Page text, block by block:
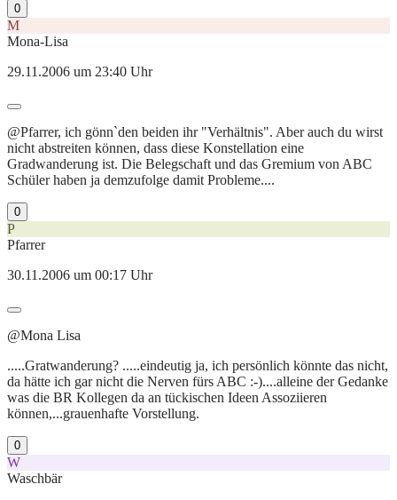
0
M
Mona-Lisa
29.11.2006 um 23:40 Uhr
@Pfarrer, ich gönn`den beiden ihr "Verhältnis". Aber auch du wirst
nicht abstreiten können, dass diese Konstellation eine
Gradwanderung ist. Die Belegschaft und das Gremium von ABC
Schüler haben ja demzufolge damit Probleme....
0
P
Pfarrer
30.11.2006 um 00:17 Uhr
@Mona Lisa
.....Gratwanderung? .....eindeutig ja, ich persönlich könnte das nicht,
da hätte ich gar nicht die Nerven fürs ABC :-)....alleine der Gedanke
was die BR Kollegen da an tückischen Ideen Assoziieren
können,...grauenhafte Vorstellung.
0
W
Waschbär